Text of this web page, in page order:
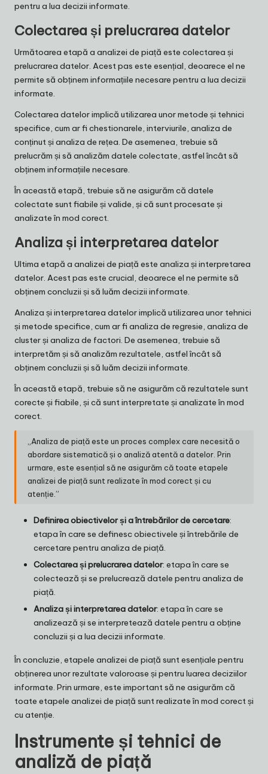
pentru a lua decizii informate.
Colectarea și prelucrarea datelor
Următoarea etapă a analizei de piață este colectarea și
prelucrarea datelor. Acest pas este esențial, deoarece el ne
permite să obținem informațiile necesare pentru a lua decizii
informate.
Colectarea datelor implică utilizarea unor metode și tehnici
specifice, cum ar fi chestionarele, interviurile, analiza de
conținut și analiza de rețea. De asemenea, trebuie să
prelucrăm și să analizăm datele colectate, astfel încât să
obținem informațiile necesare.
În această etapă, trebuie să ne asigurăm că datele
colectate sunt fiabile și valide, și că sunt procesate și
analizate în mod corect.
Analiza și interpretarea datelor
Ultima etapă a analizei de piață este analiza și interpretarea
datelor. Acest pas este crucial, deoarece el ne permite să
obținem concluzii și să luăm decizii informate.
Analiza și interpretarea datelor implică utilizarea unor tehnici
și metode specifice, cum ar fi analiza de regresie, analiza de
cluster și analiza de factori. De asemenea, trebuie să
interpretăm și să analizăm rezultatele, astfel încât să
obținem concluzii și să luăm decizii informate.
În această etapă, trebuie să ne asigurăm că rezultatele sunt
corecte și fiabile, și că sunt interpretate și analizate în mod
corect.
„Analiza de piață este un proces complex care necesită o
abordare sistematică și o analiză atentă a datelor. Prin
urmare, este esențial să ne asigurăm că toate etapele
analizei de piață sunt realizate în mod corect și cu
atenție.”
Definirea obiectivelor și a întrebărilor de cercetare:
etapa în care se definesc obiectivele și întrebările de
cercetare pentru analiza de piață.
Colectarea și prelucrarea datelor: etapa în care se
colectează și se prelucrează datele pentru analiza de
piață.
Analiza și interpretarea datelor: etapa în care se
analizează și se interpretează datele pentru a obține
concluzii și a lua decizii informate.
În concluzie, etapele analizei de piață sunt esențiale pentru
obținerea unor rezultate valoroase și pentru luarea deciziilor
informate. Prin urmare, este important să ne asigurăm că
toate etapele analizei de piață sunt realizate în mod corect și
cu atenție.
Instrumente și tehnici de
analiză de piață